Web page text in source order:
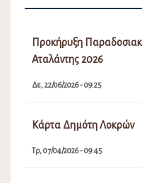
Προκήρυξη
Αταλάντης 2026
Δε, 22/06/2026 - 09:25
Κάρτα Δημότη Λοκρών
Τρ, 07/04/2026 - 09:45